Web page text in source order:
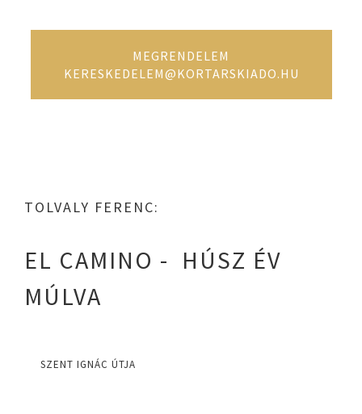
MEGRENDELEM
KERESKEDELEM@KORTARSKIADO.HU
TOLVALY FERENC:
EL CAMINO - HÚSZ ÉV
MÚLVA
SZENT IGNÁC ÚTJA